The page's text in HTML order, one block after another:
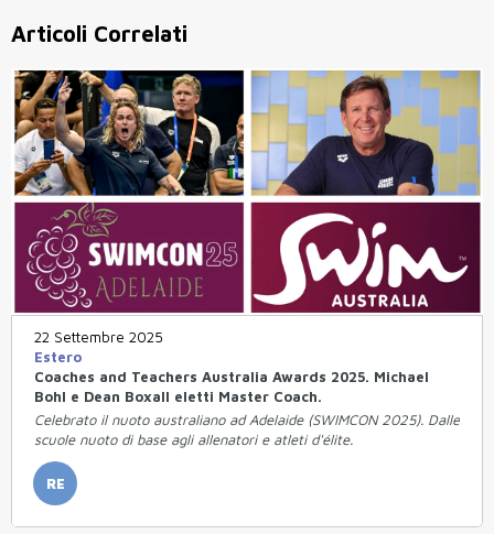
Articoli Correlati
22 Settembre 2025
Estero
Coaches and Teachers Australia Awards 2025. Michael
Bohl e Dean Boxall eletti Master Coach.
Celebrato il nuoto australiano ad Adelaide (SWIMCON 2025). Dalle
scuole nuoto di base agli allenatori e atleti d'élite.
RE